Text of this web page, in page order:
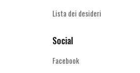
Lista dei desideri
Social
Facebook